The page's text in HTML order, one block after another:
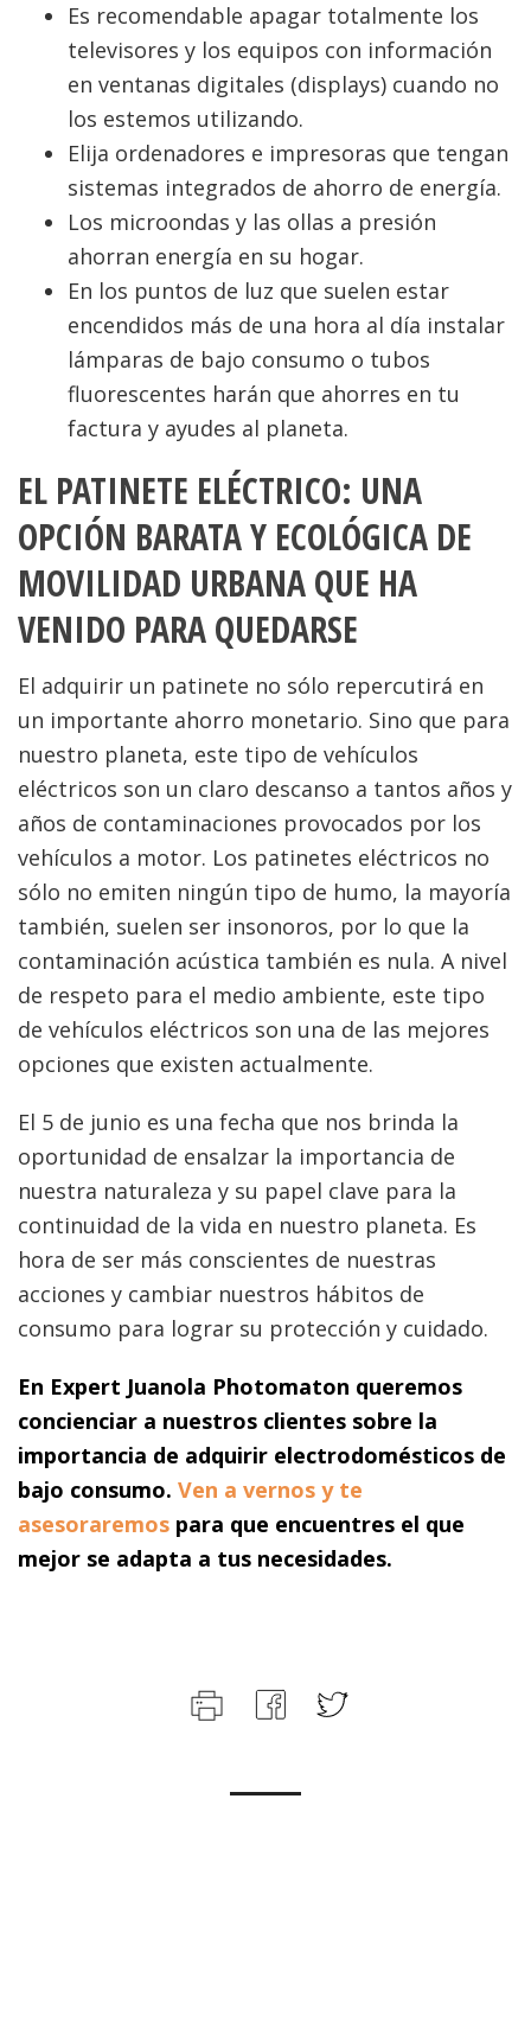
Es recomendable apagar totalmente los
televisores y los equipos con información
en ventanas digitales (displays) cuando no
los estemos utilizando.
Elija ordenadores e impresoras que tengan
sistemas integrados de ahorro de energía.
Los microondas y las ollas a presión
ahorran energía en su hogar.
En los puntos de luz que suelen estar
encendidos más de una hora al día instalar
lámparas de bajo consumo o tubos
fluorescentes harán que ahorres en tu
factura y ayudes al planeta.
EL PATINETE ELÉCTRICO: UNA
OPCIÓN BARATA Y ECOLÓGICA DE
MOVILIDAD URBANA QUE HA
VENIDO PARA QUEDARSE
El adquirir un patinete no sólo repercutirá en
un importante ahorro monetario. Sino que para
nuestro planeta, este tipo de vehículos
eléctricos son un claro descanso a tantos años y
años de contaminaciones provocados por los
vehículos a motor. Los patinetes eléctricos no
sólo no emiten ningún tipo de humo, la mayoría
también, suelen ser insonoros, por lo que la
contaminación acústica también es nula. A nivel
de respeto para el medio ambiente, este tipo
de vehículos eléctricos son una de las mejores
opciones que existen actualmente.
El 5 de junio es una fecha que nos brinda la
oportunidad de ensalzar la importancia de
nuestra naturaleza y su papel clave para la
continuidad de la vida en nuestro planeta. Es
hora de ser más conscientes de nuestras
acciones y cambiar nuestros hábitos de
consumo para lograr su protección y cuidado.
En Expert Juanola Photomaton queremos
concienciar a nuestros clientes sobre la
importancia de adquirir electrodomésticos de
bajo consumo. Ven a vernos y te
asesoraremos para que encuentres el que
mejor se adapta a tus necesidades.